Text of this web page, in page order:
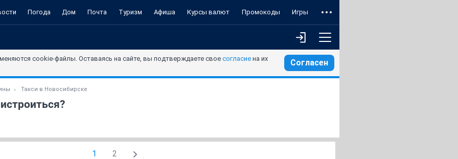
Погода Дом Почта Туризм Афиша Курсы валют Промокоды Игры
cookie-файлы. Оставаясь на сайте, вы подтверждаете свое согласие на их Согласен
Такси в Новосибирске
1 2